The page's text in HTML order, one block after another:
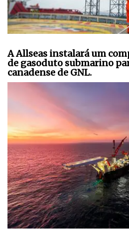
A Allseas instalará um
de gasoduto submarino
canadense de GNL.